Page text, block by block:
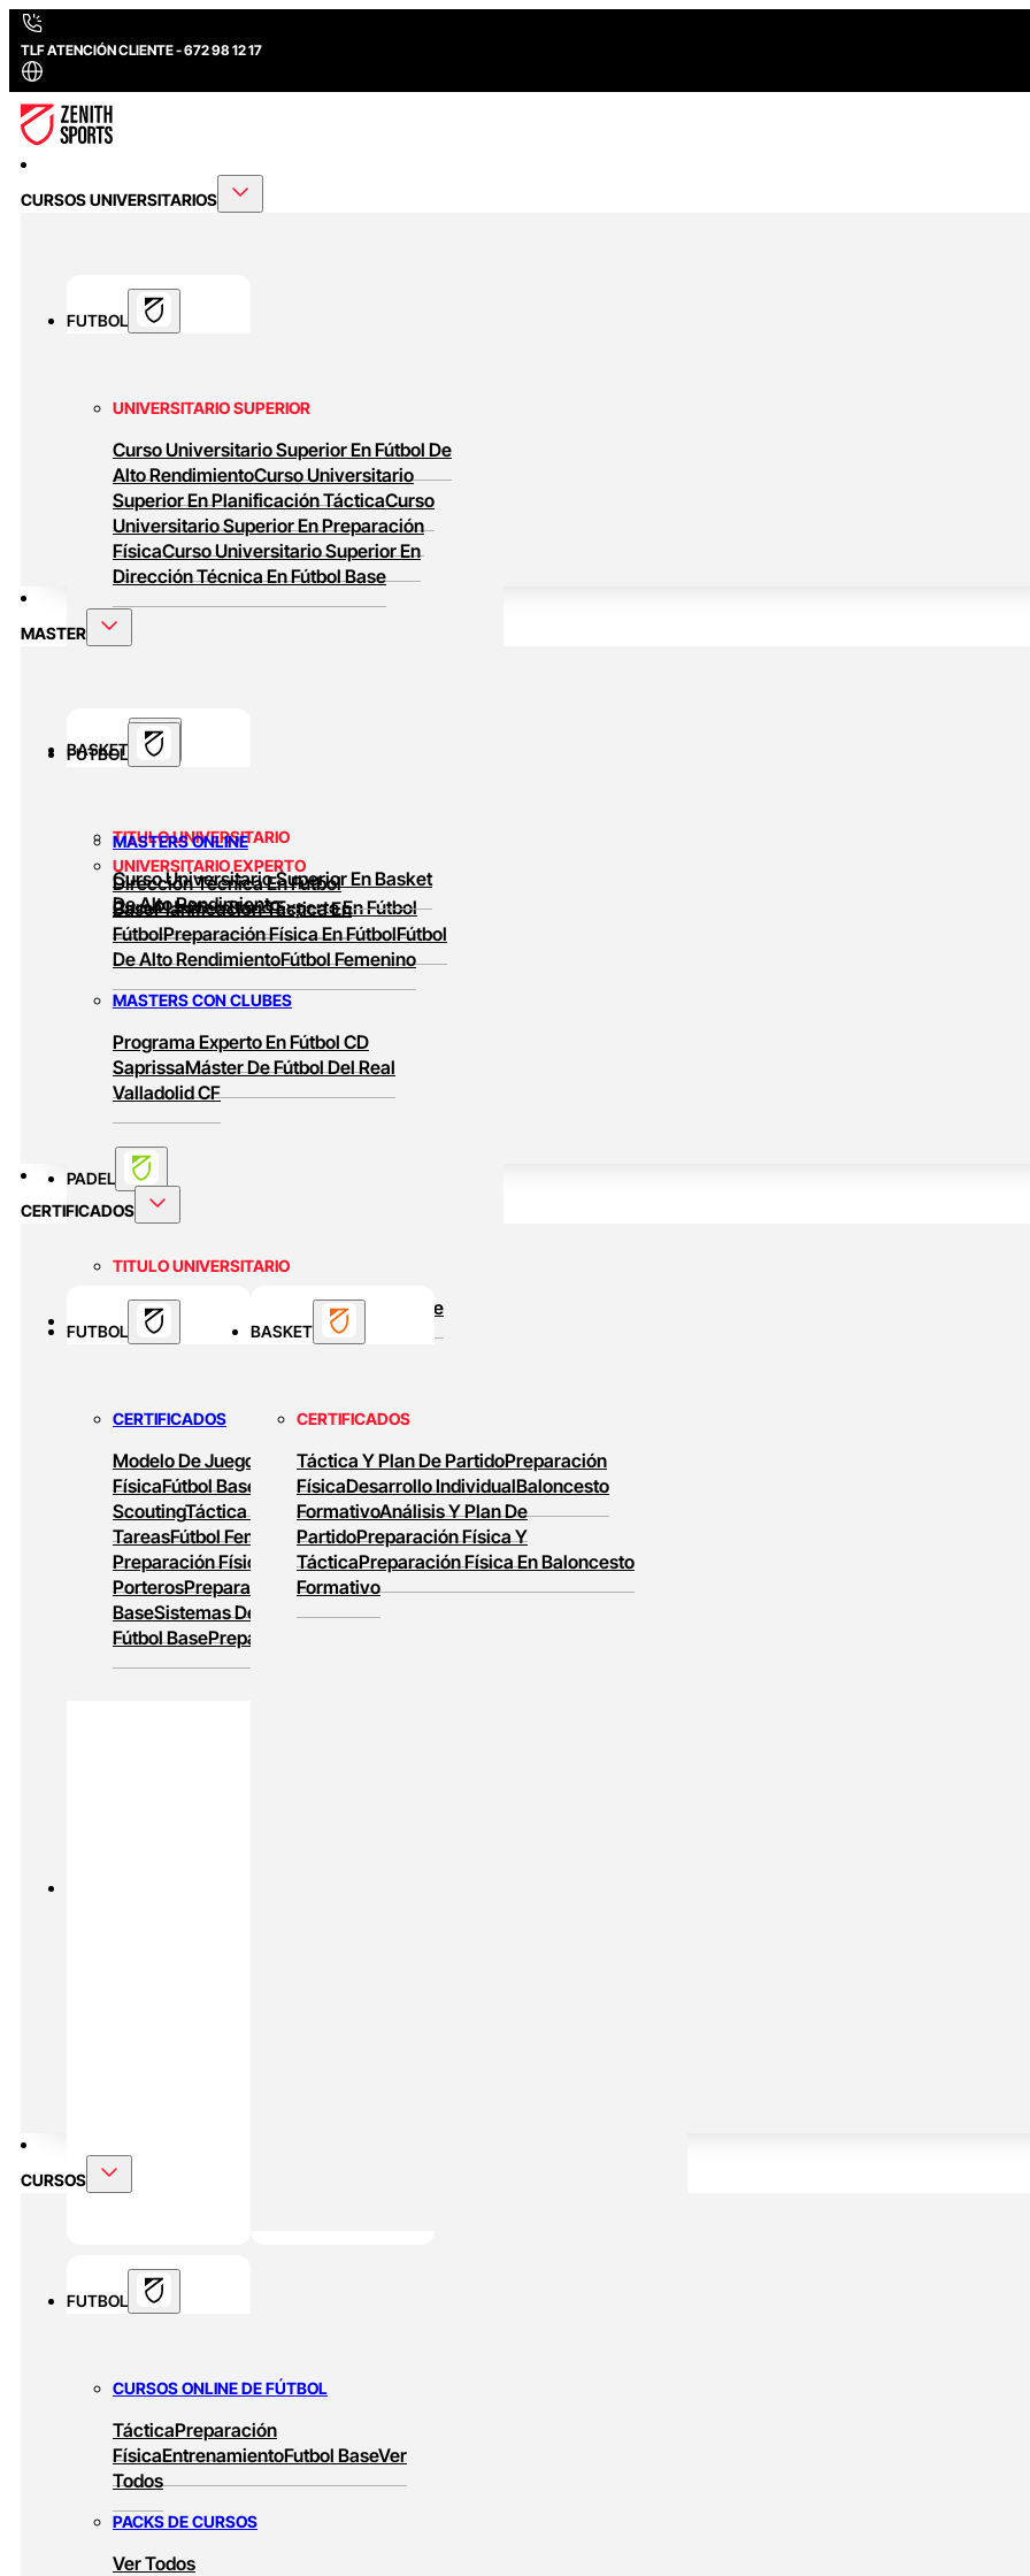
TLF ATENCIÓN CLIENTE - 672 98 12 17
CURSOS UNIVERSITARIOS
FUTBOL
UNIVERSITARIO SUPERIOR
Curso Universitario Superior En Fútbol De
Alto RendimientoCurso Universitario
Superior En Planificación TácticaCurso
Universitario Superior En Preparación
FísicaCurso Universitario Superior En
Dirección Técnica En Fútbol Base
UNIVERSITARIO EXPERTO
Curso Universitario Experto En Fútbol
BASKET
TITULO UNIVERSITARIO
Curso Universitario Superior En Basket
De Alto Rendimiento
PADEL
TITULO UNIVERSITARIO
Curso Universitario Técnico En Padel De
Alto Rendimiento
MASTER
FUTBOL
MASTERS ONLINE
Dirección Técnica En Fútbol
BasePlanificación Táctica En
FútbolPreparación Física En FútbolFútbol
De Alto RendimientoFútbol Femenino
MASTERS CON CLUBES
Programa Experto En Fútbol CD
SaprissaMáster De Fútbol Del Real
Valladolid CF
BASKET
MASTERS ONLINE
Baloncesto Formativo
Preparación Física
En BaloncestoBaloncesto De Alto
Rendimiento
CERTIFICADOS
FUTBOL
CERTIFICADOS
Modelo De Juego
Preparación
FísicaFútbol Base
Análisis Y
ScoutingTáctica OfensivaDiseño De
TareasFútbol FemeninoTareas De
Preparación Física
Entrenamiento De
PorterosPreparación Física En Fútbol
BaseSistemas De JuegoEntrenamiento En
Fútbol BasePreparación Física Y Táctica
BASKET
CERTIFICADOS
Táctica Y Plan De PartidoPreparación
FísicaDesarrollo IndividualBaloncesto
FormativoAnálisis Y Plan De
PartidoPreparación Física Y
TácticaPreparación Física En Baloncesto
Formativo
CURSOS
FUTBOL
CURSOS ONLINE DE FÚTBOL
TácticaPreparación
FísicaEntrenamientoFutbol BaseVer
Todos
PACKS DE CURSOS
Ver Todos